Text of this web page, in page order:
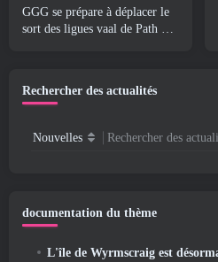
GGG se prépare à déplacer le
sort des ligues vaal de Path Of
Rechercher des actualités
Nouvelles Rechercher des
documentation du thème
L'île de Wyrmscraig est désormais disponible à